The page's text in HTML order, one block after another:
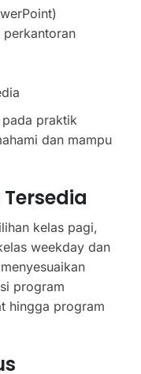
perkantoran
praktik
dan mampu
kelas pagi,
weekday dan
program
hingga program